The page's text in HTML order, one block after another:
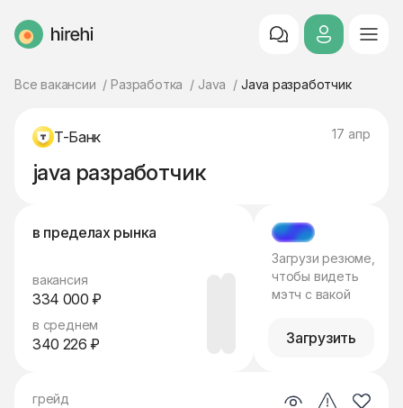
HireHi
Все вакансии Разработка Java Java разработчик
Т-Банк 17 апр
java разработчик
в пределах рынка
вакансия
334 000 ₽
в среднем
340 226 ₽
МЭТЧ
Загрузи резюме,
чтобы видеть
мэтч с вакой
Загрузить
грейд